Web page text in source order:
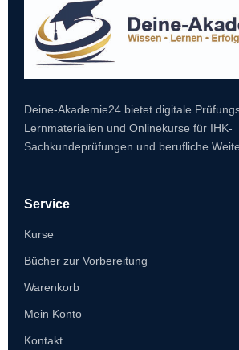
Deine-Akademie24 bietet digitale
Lernmaterialien und Onlinekurse für IHK-
Sachkundeprüfungen und berufliche
Service
Kurse
Bücher zur Vorbereitung
Warenkorb
Mein Konto
Kontakt